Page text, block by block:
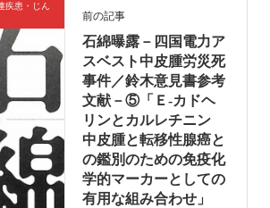
疾患・じん
前の記事
石綿曝露－四国電力ア
スベスト中皮腫労災死
事件／鈴木意見書参考
文献－⑤「Ｅ-カドヘ
リンとカルレチニン
中皮腫と転移性腺癌と
の鑑別のための免疫化
学的マーカーとしての
有用な組み合わせ」